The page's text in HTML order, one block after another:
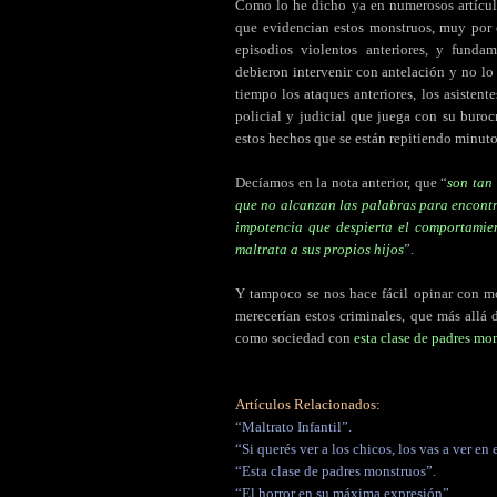
Como lo he dicho ya en numerosos
que evidencian estos monstruos, muy
episodios violentos anteriores, y
debieron intervenir con antelación y no
tiempo los ataques anteriores, los
policial y judicial que juega con su
estos hechos que se están repitiendo
Decíamos en la nota anterior, que “son tan
que no alcanzan las palabras para
impotencia que despierta el
maltrata a sus propios hijos”.
Y tampoco se nos hace fácil opinar con
merecerían estos criminales, que más
como sociedad con esta clase de padres
Artículos Relacionados:
“Maltrato Infantil”.
“Si querés ver a los chicos, los vas a ver en
“Esta clase de padres monstruos”.
“El horror en su máxima expresión”.